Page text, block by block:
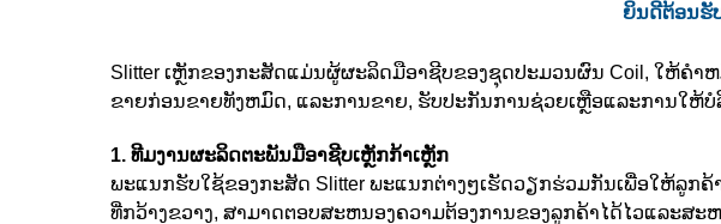
ຍິນດີຕ້ອນຮັ
Slitter ເຫຼັກຂອງກະສັດແມ່ນຜູ້ຜະລິດມືອາຊີບຂອງຊຸດປະມວນຜົນ Coil, ໃຫ້ຄໍ
ຂາຍກ່ອນຂາຍທັງຫມົດ, ແລະການຂາຍ, ຮັບປະກັນການຊ່ວຍເຫຼືອແລະການໃຫ້ບໍ
1. ທີມງານຜະລິດຕະພັນມືອາຊີບເຫຼັກກ້າເຫຼັກ
ພະແນກຮັບໃຊ້ຂອງກະສັດ Slitter ພະແນກຕ່າງໆເຮັດວຽກຮ່ວມກັນເພື່ອໃຫ້ລູກ
ທີ່ກວ້າງຂວາງ, ສາມາດຕອບສະຫນອງຄວາມຕ້ອງການຂອງລູກຄ້າໄດ້ໄວແລະສ